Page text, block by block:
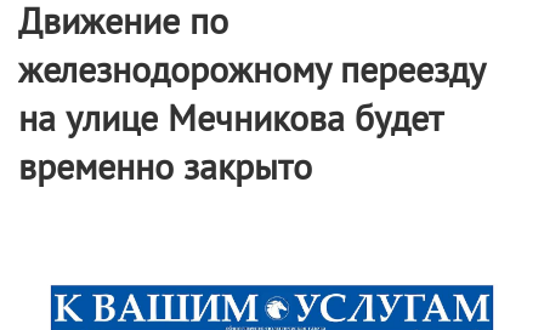
Движение по
железнодорожному переезду
на улице Мечникова будет
временно закрыто